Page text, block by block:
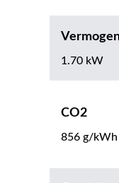
1.70 kW
CO2
856 g/kWh